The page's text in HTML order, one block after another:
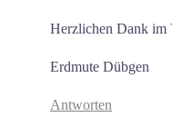
Herzlichen Dank im
Erdmute Dübgen
Antworten